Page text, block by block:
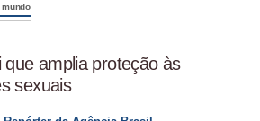
que amplia proteção às
sexuais